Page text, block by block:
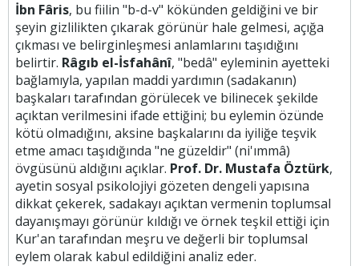
İbn Fâris, bu fiilin "b-d-v" kökünden geldiğini ve bir
şeyin gizlilikten çıkarak görünür hale gelmesi, açığa
çıkması ve belirginleşmesi anlamlarını taşıdığını
belirtir. Râgıb el-İsfahânî, "bedâ" eyleminin ayetteki
bağlamıyla, yapılan maddi yardımın (sadakanın)
başkaları tarafından görülecek ve bilinecek şekilde
açıktan verilmesini ifade ettiğini; bu eylemin özünde
kötü olmadığını, aksine başkalarını da iyiliğe teşvik
etme amacı taşıdığında "ne güzeldir" (ni'ımmâ)
övgüsünü aldığını açıklar. Prof. Dr. Mustafa Öztürk,
ayetin sosyal psikolojiyi gözeten dengeli yapısına
dikkat çekerek, sadakayı açıktan vermenin toplumsal
dayanışmayı görünür kıldığı ve örnek teşkil ettiği için
Kur'an tarafından meşru ve değerli bir toplumsal
eylem olarak kabul edildiğini analiz eder.